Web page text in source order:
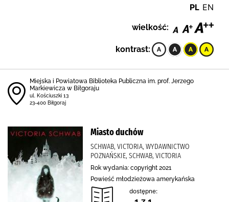
PL EN
wielkość:
kontrast:
Miejska i Powiatowa Biblioteka Publiczna im. prof. Jerzego
Markiewicza w Biłgoraju
ul. Kościuszki 13
23-400 Biłgoraj
Miasto duchów
SCHWAB, VICTORIA, WYDAWNICTWO
POZNAŃSKIE, SCHWAB, VICTORIA
Rok wydania: copyright 2021
Powieść młodzieżowa amerykańska
dostępne: